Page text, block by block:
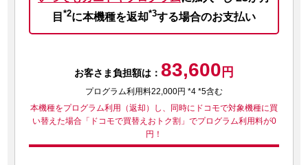
目 *2に本機種を返却*3する場合のお支払い
お客さま負担額は： 83,600 円
プログラム利用料22,000円 *4 *5含む
本機種をプログラム利用（返却）し、同時にドコモで対象機種に買
い替えた場合「ドコモで買替えおトク割」でプログラム利用料が0
円！